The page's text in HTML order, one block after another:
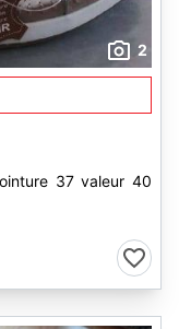
2
37 valeur 40